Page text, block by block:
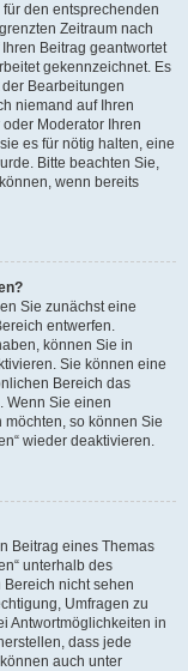
den entsprechenden
Zeitraum nach
Beitrag geantwortet
gekennzeichnet. Es
Bearbeitungen
niemand auf Ihren
Moderator Ihren
es für nötig halten, eine
Bitte beachten Sie,
wenn bereits
Sie zunächst eine
entwerfen.
können Sie in
Sie können eine
Bereich das
Wenn Sie einen
so können Sie
wieder deaktivieren.
Beitrag eines Themas
unterhalb des
nicht sehen
Umfragen zu
Antwortmöglichkeiten in
dass jede
auch unter